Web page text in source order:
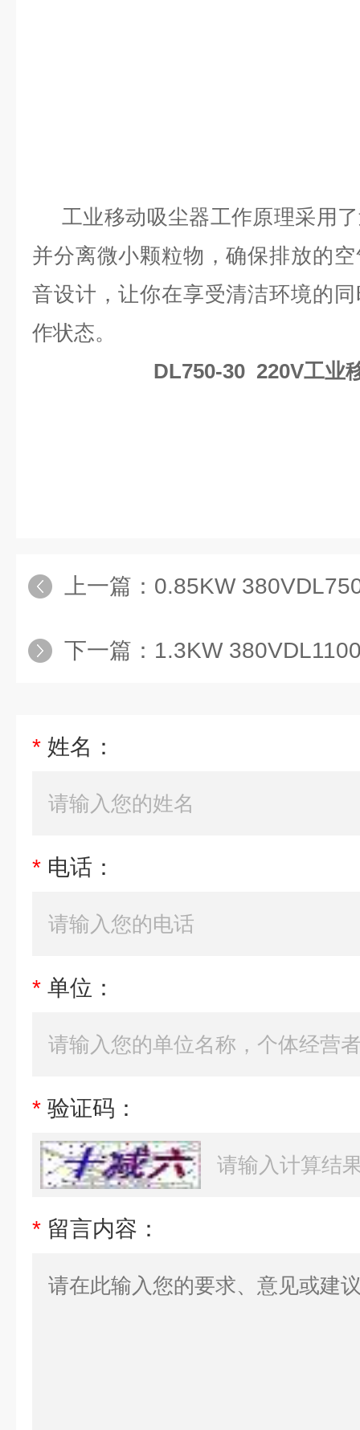
工业移动吸尘器工作原理采用
并分离微小颗粒物，确保排放的
音设计，让你在享受清洁环境的
作状态。
DL750-30 220V工业
上一篇： 0.85KW
下一篇： 1.3KW
* 姓名：
* 电话：
* 单位：
* 验证码：
* 留言内容：